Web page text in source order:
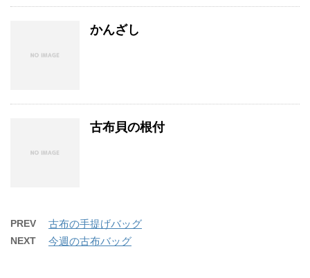
かんざし
古布貝の根付
PREV 古布の手提げバッグ
NEXT 今週の古布バッグ